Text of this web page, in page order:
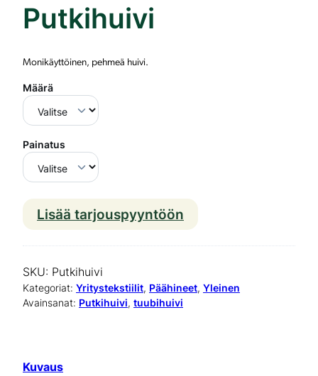
Putkihuivi
Monikäyttöinen, pehmeä huivi.
Määrä
Painatus
k
u
Lisää tarjouspyyntöön
SKU: Putkihuivi
Kategoriat: Yritystekstiilit, Päähineet, Yleinen
Avainsanat: Putkihuivi, tuubihuivi
Kuvaus